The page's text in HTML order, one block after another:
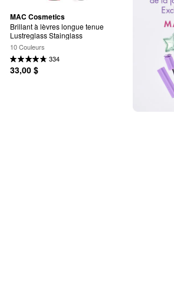
MAC Cosmetics
Brillant à lèvres longue tenue
Lustreglass Stainglass
10 Couleurs
334
33,00 $